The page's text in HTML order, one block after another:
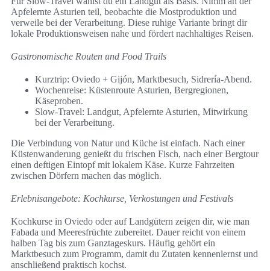
Apfelernte Asturien teil, beobachte die Mostproduktion und
verweile bei der Verarbeitung. Diese ruhige Variante bringt dir
lokale Produktionsweisen nahe und fördert nachhaltiges Reisen.
Gastronomische Routen und Food Trails
Kurztrip: Oviedo + Gijón, Marktbesuch, Sidrería-Abend.
Wochenreise: Küstenroute Asturien, Bergregionen,
Käseproben.
Slow-Travel: Landgut, Apfelernte Asturien, Mitwirkung
bei der Verarbeitung.
Die Verbindung von Natur und Küche ist einfach. Nach einer
Küstenwanderung genießt du frischen Fisch, nach einer Bergtour
einen deftigen Eintopf mit lokalem Käse. Kurze Fahrzeiten
zwischen Dörfern machen das möglich.
Erlebnisangebote: Kochkurse, Verkostungen und Festivals
Kochkurse in Oviedo oder auf Landgütern zeigen dir, wie man
Fabada und Meeresfrüchte zubereitet. Dauer reicht von einem
halben Tag bis zum Ganztageskurs. Häufig gehört ein
Marktbesuch zum Programm, damit du Zutaten kennenlernst und
anschließend praktisch kochst.